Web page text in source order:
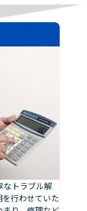
なトラブル解
行わせていた